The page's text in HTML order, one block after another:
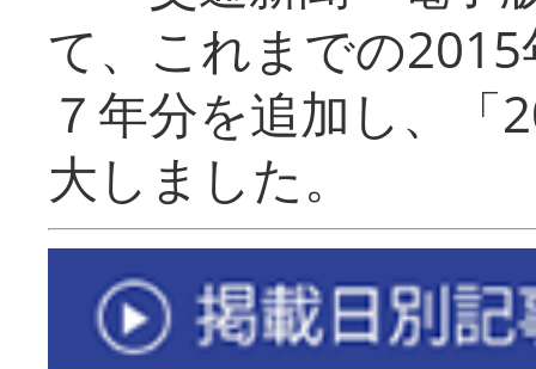
て、これまでの
７年分を追加し、「
大しまし